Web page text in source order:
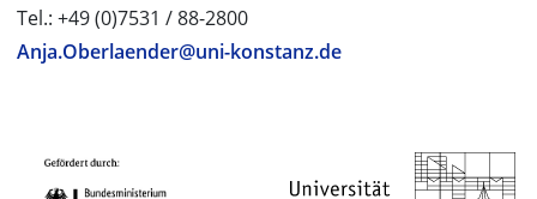
Tel.: +49 (0)7531 / 88-2800
Anja.Oberlaender@uni-konstanz.de